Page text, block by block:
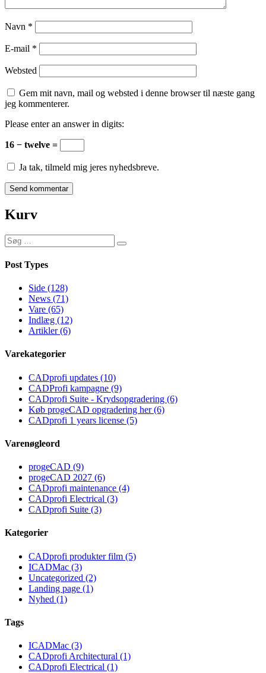
Navn *
E-mail *
Websted
Gem mit navn, mail og websted i denne browser til næste gang
jeg kommenterer.
Please enter an answer in digits:
16 − twelve =
Ja tak, tilmeld mig jeres nyhedsbreve.
Kurv
Søg
efter:
Søg
Post Types
Side (128)
News (71)
Vare (65)
Indlæg (12)
Artikler (6)
Varekategorier
CADprofi updates (10)
CADProfi kampagne (9)
CADprofi Suite - Krydsopgradering (6)
Køb progeCAD opgradering her (6)
CADprofi 1 years license (5)
Varenøgleord
progeCAD (9)
progeCAD 2027 (6)
CADprofi maintenance (4)
CADprofi Electrical (3)
CADprofi Suite (3)
Kategorier
CADprofi produkter film (5)
ICADMac (3)
Uncategorized (2)
Landing page (1)
Nyhed (1)
Tags
ICADMac (3)
CADprofi Architectural (1)
CADprofi Electrical (1)